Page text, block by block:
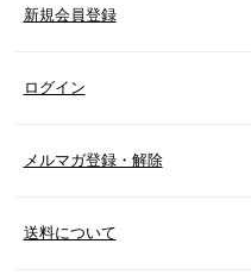
新規会員登録
ログイン
メルマガ登録・解除
送料について